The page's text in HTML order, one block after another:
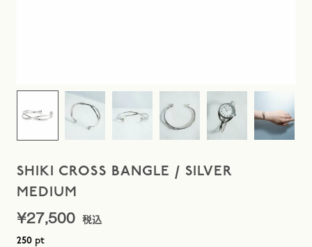
SHIKI CROSS BANGLE / SILVER
MEDIUM
¥27,500
250 pt